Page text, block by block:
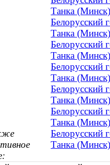
Танка
Белорусский
Танка
Белорусский
Танка
Белорусский
Танка
Белорусский
Танка
Белорусский
Танка
Белорусский
Танка